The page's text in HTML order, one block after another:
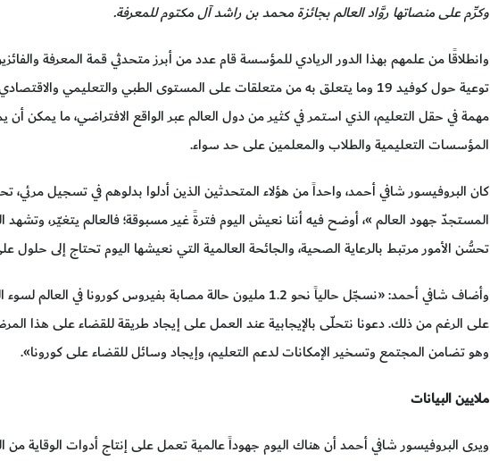
وكرِّم على منصاتها روَّاد العالم بجائزة محمد بن راشد آل مكتوم للمعرفة.
وانطلاقًا من علمهم بهذا الدور الريادي للمؤسسة قام عدد من أبرز متحدثي قمة المعرفة
توعية حول كوفيد 19 وما يتعلق به من متعلقات على المستوى الطبي والتعليمي
مهمة في حقل التعليم، الذي استمر في كثير من دول العالم عبر الواقع الافتراضي، ما يمكن
المؤسسات التعليمية والطلاب والمعلمين على حد سواء.
كان البروفيسور شافي أحمد، واحداً من هؤلاء المتحدثين الذين أدلوا بدلوهم في تسجيل
المستجدّ جهود العالم »، أوضح فيه أننا نعيش اليوم فترةً غير مسبوقة؛ فالعالم يتغيّر،
تحسُّن الأمور مرتبط بالرعاية الصحية، والجائحة العالمية التي نعيشها اليوم تحتاج إلى
على الرغم من ذلك. دعونا نتحلّى بالإيجابية عند العمل على إيجاد طريقة للقضاء على هذا
وهو تضامن المجتمع وتسخير الإمكانات لدعم التعليم، وإيجاد وسائل للقضاء على كورونا».
ملايين البيانات
ويرى البروفيسور شافي أحمد أن هناك اليوم جهوداً عالمية تعمل على إنتاج أدوات